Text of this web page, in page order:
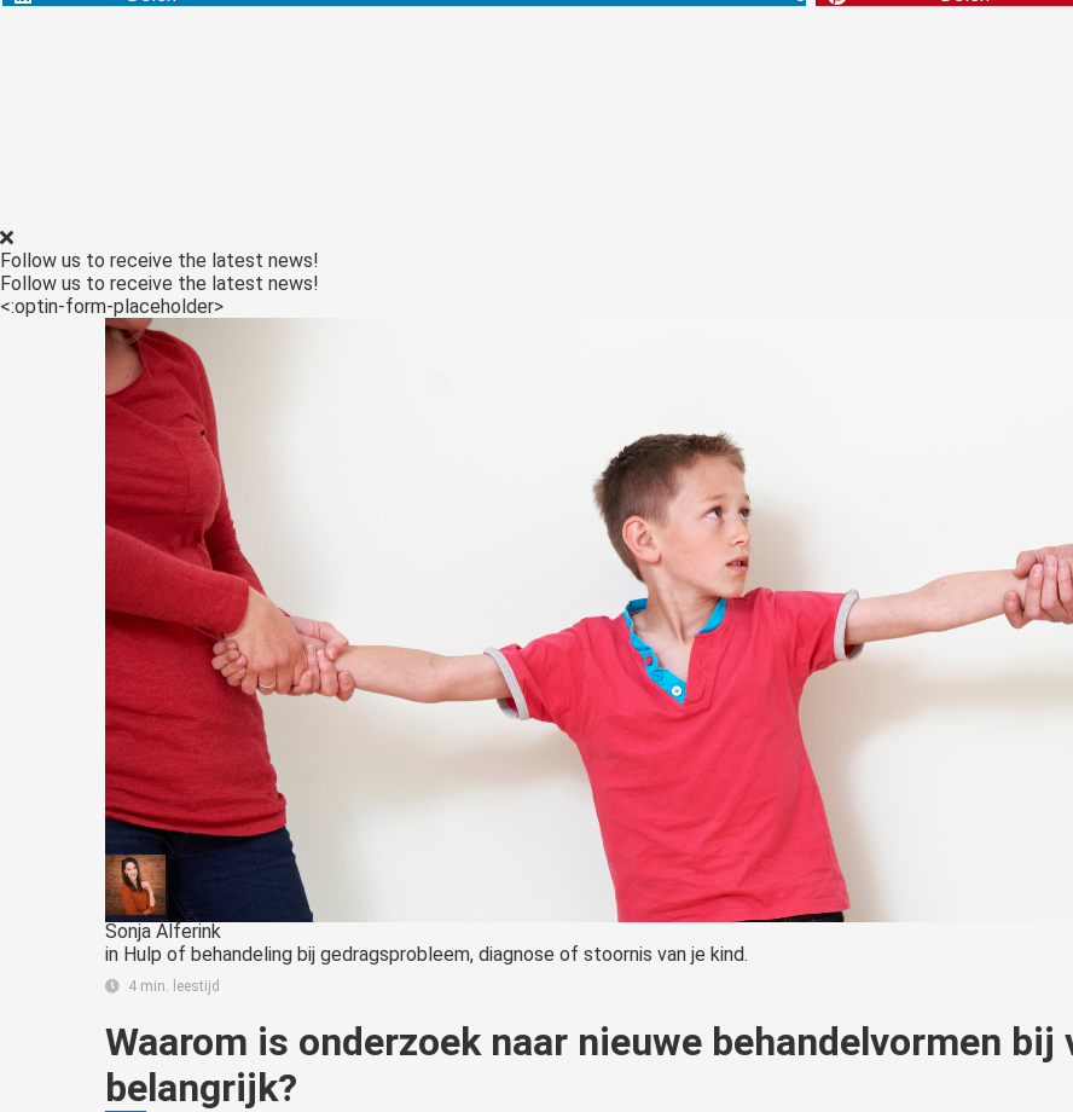
Follow us to receive the latest news!
Follow us to receive the latest news!
<:optin-form-placeholder>
Sonja Alferink
in Hulp of behandeling bij gedragsprobleem, diagnose of stoornis van je kind.
4 min. leestijd
Waarom is onderzoek naar nieuwe behandelvormen
belangrijk?